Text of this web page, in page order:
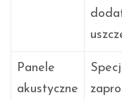
Panele
akustyczne